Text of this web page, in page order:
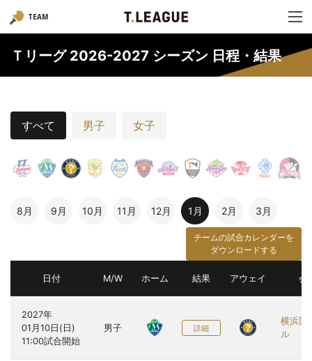
TEAM
Ｔリーグ 2026-2027 シーズン 日程・結果
すべて 男子 女子
8月 9月 10月 11月 12月 1月 2月 3月
チームの試合カレンダーを
ダウンロードする
日付 M/W ホーム 結果 アウェイ 会
2027年
01月10日(日)
男子 詳細
横浜国
ル